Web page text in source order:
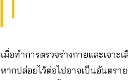
เมื่อทำการตรวจร่างกายและเจาะ
หากปล่อยไว้ต่อไปอาจเป็นอันตร